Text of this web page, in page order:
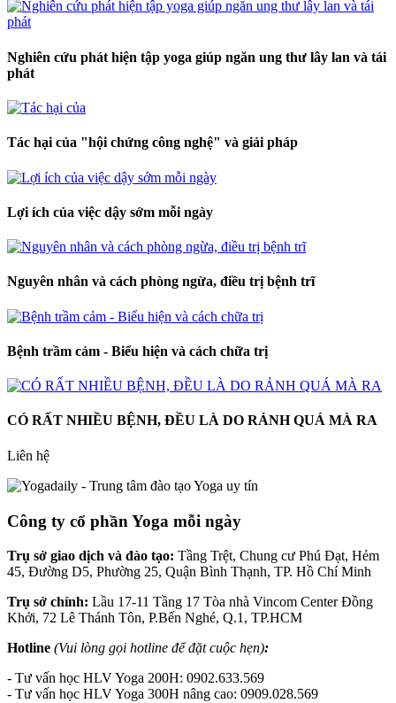
Nghiên cứu phát hiện tập yoga giúp ngăn ung thư lây lan và tái
phát
Tác hại của "hội chứng công nghệ" và giải pháp
Lợi ích của việc dậy sớm mỗi ngày
Nguyên nhân và cách phòng ngừa, điều trị bệnh trĩ
Bệnh trầm cảm - Biểu hiện và cách chữa trị
CÓ RẤT NHIỀU BỆNH, ĐỀU LÀ DO RẢNH QUÁ MÀ RA
Liên hệ
Công ty cổ phần Yoga mỗi ngày
Trụ sở giao dịch và đào tạo: Tầng Trệt, Chung cư Phú Đạt, Hẻm
45, Đường D5, Phường 25, Quận Bình Thạnh, TP. Hồ Chí Minh
Trụ sở chính: Lầu 17-11 Tầng 17 Tòa nhà Vincom Center Đồng
Khởi, 72 Lê Thánh Tôn, P.Bến Nghé, Q.1, TP.HCM
Hotline (Vui lòng gọi hotline để đặt cuộc hẹn):
- Tư vấn học HLV Yoga 200H: 0902.633.569
- Tư vấn học HLV Yoga 300H nâng cao: 0909.028.569